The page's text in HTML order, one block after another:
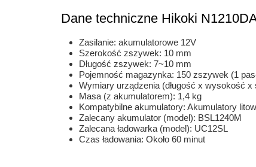
Dane techniczne Hikoki
Zasilanie: akumulatorowe 12V
Szerokość zszywek: 10 mm
Długość zszywek: 7~10 mm
Pojemność magazynka: 150 zszywek (1
Wymiary urządzenia (długość x wysokość
Masa (z akumulatorem): 1,4 kg
Kompatybilne akumulatory: Akumulatory
Zalecany akumulator (model): BSL1240M
Zalecana ładowarka (model): UC12SL
Czas ładowania: Około 60 minut